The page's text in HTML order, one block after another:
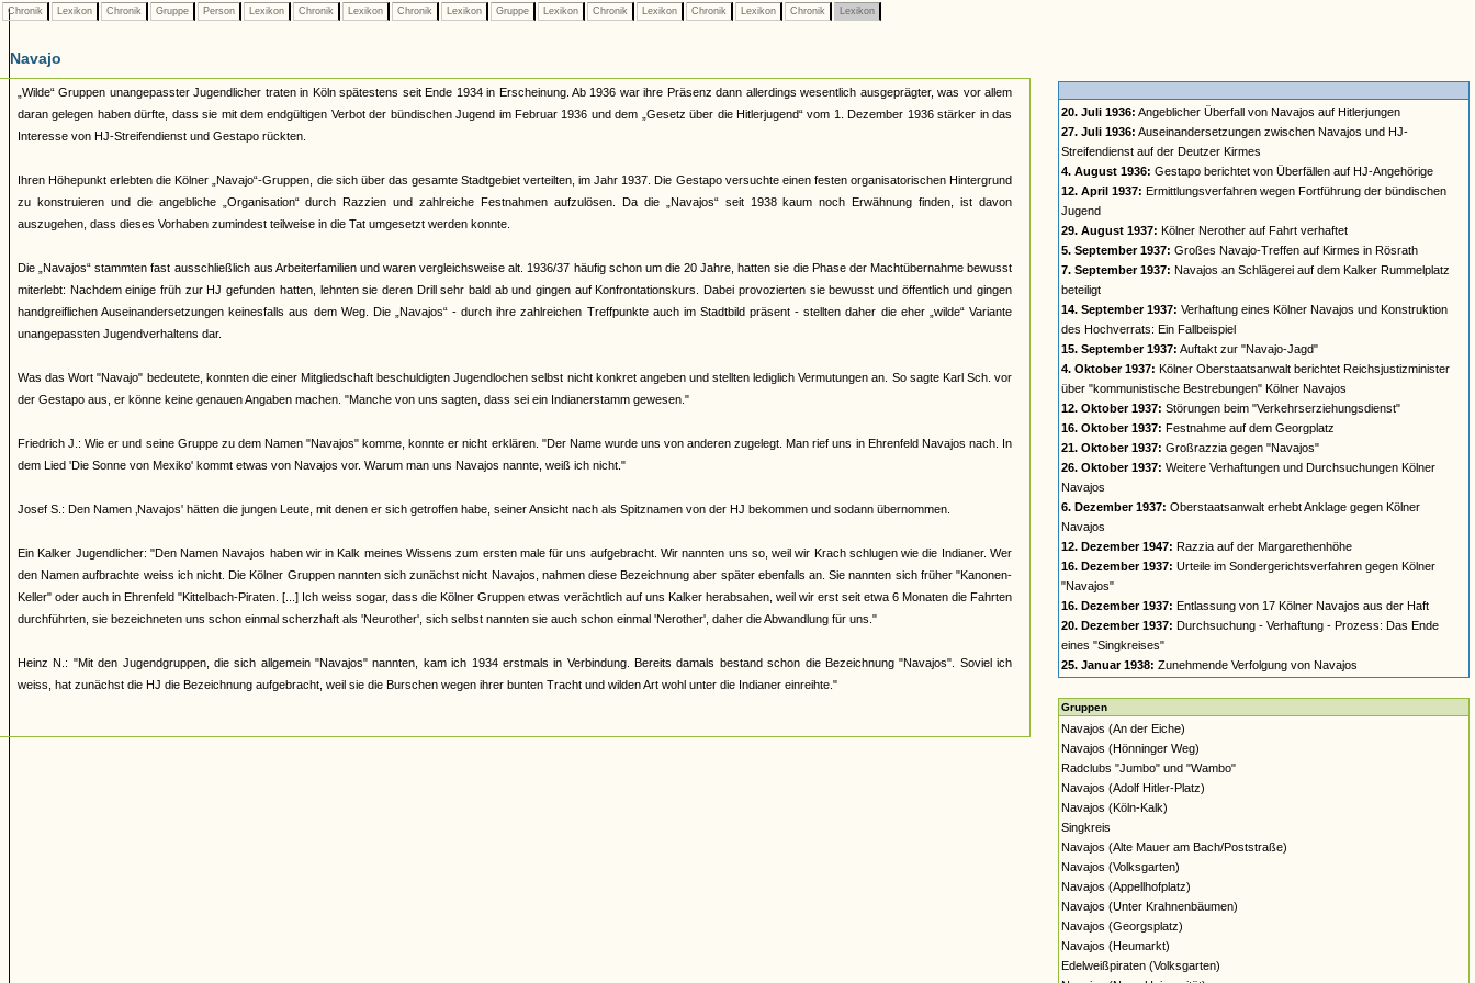
Chronik Lexikon Chronik Gruppe Person Lexikon Chronik Lexikon Chronik Lexikon Gruppe Lexikon Chronik Lexikon Chronik Lexikon Chronik Lexikon
Navajo
„Wilde“ Gruppen unangepasster Jugendlicher traten in Köln spätestens seit Ende 1934 in Erscheinung. Ab 1936 war ihre Präsenz dann allerdings wesentlich ausgeprägter, was vor allem
daran gelegen haben dürfte, dass sie mit dem endgültigen Verbot der bündischen Jugend im Februar 1936 und dem „Gesetz über die Hitlerjugend“ vom 1. Dezember 1936 stärker in das
Interesse von HJ-Streifendienst und Gestapo rückten.
Ihren Höhepunkt erlebten die Kölner „Navajo“-Gruppen, die sich über das gesamte Stadtgebiet verteilten, im Jahr 1937. Die Gestapo versuchte einen festen organisatorischen Hintergrund
zu konstruieren und die angebliche „Organisation“ durch Razzien und zahlreiche Festnahmen aufzulösen. Da die „Navajos“ seit 1938 kaum noch Erwähnung finden, ist davon
auszugehen, dass dieses Vorhaben zumindest teilweise in die Tat umgesetzt werden konnte.
Die „Navajos“ stammten fast ausschließlich aus Arbeiterfamilien und waren vergleichsweise alt. 1936/37 häufig schon um die 20 Jahre, hatten sie die Phase der Machtübernahme bewusst
miterlebt: Nachdem einige früh zur HJ gefunden hatten, lehnten sie deren Drill sehr bald ab und gingen auf Konfrontationskurs. Dabei provozierten sie bewusst und öffentlich und gingen
handgreiflichen Auseinandersetzungen keinesfalls aus dem Weg. Die „Navajos“ - durch ihre zahlreichen Treffpunkte auch im Stadtbild präsent - stellten daher die eher „wilde“ Variante
unangepassten Jugendverhaltens dar.
Was das Wort "Navajo" bedeutete, konnten die einer Mitgliedschaft beschuldigten Jugendlochen selbst nicht konkret angeben und stellten lediglich Vermutungen an. So sagte Karl Sch. vor
der Gestapo aus, er könne keine genauen Angaben machen. "Manche von uns sagten, dass sei ein Indianerstamm gewesen."
Friedrich J.: Wie er und seine Gruppe zu dem Namen "Navajos" komme, konnte er nicht erklären. "Der Name wurde uns von anderen zugelegt. Man rief uns in Ehrenfeld Navajos nach. In
dem Lied 'Die Sonne von Mexiko' kommt etwas von Navajos vor. Warum man uns Navajos nannte, weiß ich nicht."
Josef S.: Den Namen ‚Navajos' hätten die jungen Leute, mit denen er sich getroffen habe, seiner Ansicht nach als Spitznamen von der HJ bekommen und sodann übernommen.
Ein Kalker Jugendlicher: "Den Namen Navajos haben wir in Kalk meines Wissens zum ersten male für uns aufgebracht. Wir nannten uns so, weil wir Krach schlugen wie die Indianer. Wer
den Namen aufbrachte weiss ich nicht. Die Kölner Gruppen nannten sich zunächst nicht Navajos, nahmen diese Bezeichnung aber später ebenfalls an. Sie nannten sich früher "Kanonen-
Keller" oder auch in Ehrenfeld "Kittelbach-Piraten. [...] Ich weiss sogar, dass die Kölner Gruppen etwas verächtlich auf uns Kalker herabsahen, weil wir erst seit etwa 6 Monaten die Fahrten
durchführten, sie bezeichneten uns schon einmal scherzhaft als 'Neurother', sich selbst nannten sie auch schon einmal 'Nerother', daher die Abwandlung für uns."
Heinz N.: "Mit den Jugendgruppen, die sich allgemein "Navajos" nannten, kam ich 1934 erstmals in Verbindung. Bereits damals bestand schon die Bezeichnung "Navajos". Soviel ich
weiss, hat zunächst die HJ die Bezeichnung aufgebracht, weil sie die Burschen wegen ihrer bunten Tracht und wilden Art wohl unter die Indianer einreihte."
20. Juli 1936: Angeblicher Überfall von Navajos auf Hitlerjungen
27. Juli 1936: Auseinandersetzungen zwischen Navajos und HJ-
Streifendienst auf der Deutzer Kirmes
4. August 1936: Gestapo berichtet von Überfällen auf HJ-Angehörige
12. April 1937: Ermittlungsverfahren wegen Fortführung der bündischen
Jugend
29. August 1937: Kölner Nerother auf Fahrt verhaftet
5. September 1937: Großes Navajo-Treffen auf Kirmes in Rösrath
7. September 1937: Navajos an Schlägerei auf dem Kalker Rummelplatz
beteiligt
14. September 1937: Verhaftung eines Kölner Navajos und Konstruktion
des Hochverrats: Ein Fallbeispiel
15. September 1937: Auftakt zur "Navajo-Jagd"
4. Oktober 1937: Kölner Oberstaatsanwalt berichtet Reichsjustizminister
über "kommunistische Bestrebungen" Kölner Navajos
12. Oktober 1937: Störungen beim "Verkehrserziehungsdienst"
16. Oktober 1937: Festnahme auf dem Georgplatz
21. Oktober 1937: Großrazzia gegen "Navajos"
26. Oktober 1937: Weitere Verhaftungen und Durchsuchungen Kölner
Navajos
6. Dezember 1937: Oberstaatsanwalt erhebt Anklage gegen Kölner
Navajos
12. Dezember 1947: Razzia auf der Margarethenhöhe
16. Dezember 1937: Urteile im Sondergerichtsverfahren gegen Kölner
"Navajos"
16. Dezember 1937: Entlassung von 17 Kölner Navajos aus der Haft
20. Dezember 1937: Durchsuchung - Verhaftung - Prozess: Das Ende
eines "Singkreises"
25. Januar 1938: Zunehmende Verfolgung von Navajos
Gruppen
Navajos (An der Eiche)
Navajos (Hönninger Weg)
Radclubs "Jumbo" und "Wambo"
Navajos (Adolf Hitler-Platz)
Navajos (Köln-Kalk)
Singkreis
Navajos (Alte Mauer am Bach/Poststraße)
Navajos (Volksgarten)
Navajos (Appellhofplatz)
Navajos (Unter Krahnenbäumen)
Navajos (Georgsplatz)
Navajos (Heumarkt)
Edelweißpiraten (Volksgarten)